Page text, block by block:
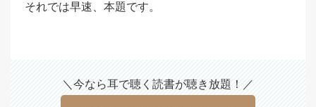
それでは早速、本題です。
＼今なら耳で聴く読書が聴き放題！／